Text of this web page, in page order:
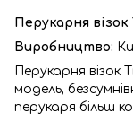
Перукарня візок
Виробництво:
Перукарня візок
модель,
перукаря більш